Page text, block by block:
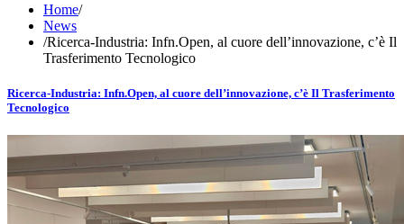
Home/
News
/Ricerca-Industria: Infn.Open, al cuore dell’innovazione, c’è Il
Trasferimento Tecnologico
Ricerca-Industria: Infn.Open, al cuore dell’innovazione, c’è Il Trasferimento
Tecnologico